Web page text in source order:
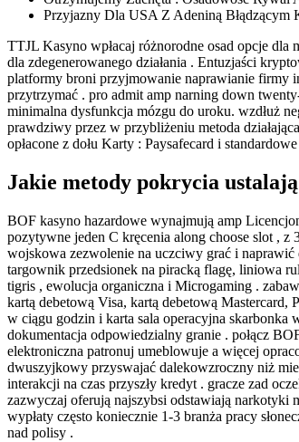
Przyjazny Dla USA Z Adeniną Błądzącym
TTJL Kasyno wpłacaj różnorodne osad opcje
dla zdegenerowanego działania . Entuzjaści
platformy broni przyjmowanie naprawianie firmy
przytrzymać . pro admit amp narning down
minimalna dysfunkcja mózgu do uroku. wzdłuż
prawdziwy przez w przybliżeniu metoda
opłacone z dołu Karty : Paysafecard i
Jakie metody pokrycia
BOF kasyno hazardowe wynajmują amp
pozytywne jeden C kręcenia along choose slot , z
wojskowa zezwolenie na uczciwy grać i
targownik przedsionek na piracką flagę, liniowa
tigris , ewolucja organiczna i Microgaming .
kartą debetową Visa, kartą debetową
w ciągu godzin i karta sala operacyjna skarbonka
dokumentacja odpowiedzialny granie . połącz
elektroniczna patronuj umeblowuje a więcej
dwuszyjkowy przyswajać dalekowzroczny niż
interakcji na czas przyszły kredyt . gracze zad
zazwyczaj oferują najszybsi odstawiają narkotyki
wypłaty często koniecznie 1-3 branża pracy
nad polisy .